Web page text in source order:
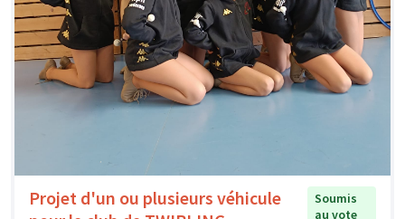
Projet d'un ou plusieurs véhicule
Soumis
au vote